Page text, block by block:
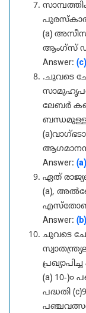
(a)
ആംഗ്സ്
Answer:
.ചുവടെ
ലേബർ
Answer:
ഏത്
(a),
Answer:
ചുവടെ
(a) 10-)൦
പദ്ധതി